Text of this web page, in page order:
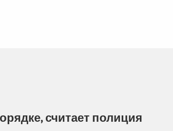
считает полиция